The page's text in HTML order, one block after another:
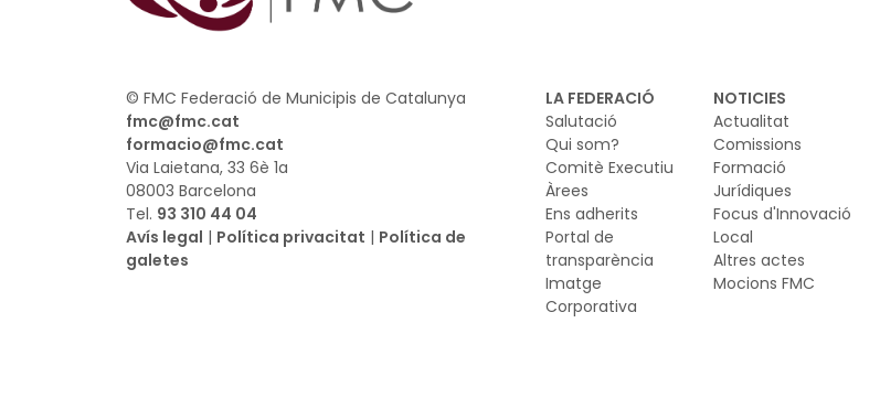
LA FEDERACIÓ
Salutació
Qui som?
Comitè Executiu
Àrees
Ens adherits
Portal de
transparència
Imatge
Corporativa
NOTICIES
Actualitat
Comissions
Formació
Jurídiques
Focus d'Innovació
Local
Altres actes
Mocions FMC
© FMC Federació de Municipis de Catalunya
fmc@fmc.cat
formacio@fmc.cat
Via Laietana, 33 6è 1a
08003 Barcelona
Tel. 93 310 44 04
Avís legal | Política privacitat | Política de
galetes